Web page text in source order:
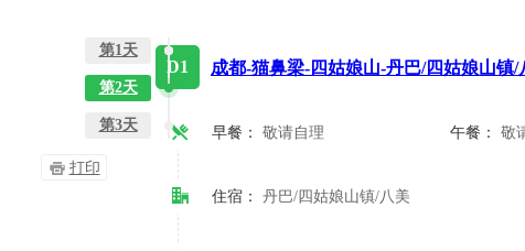
D1 成都-猫鼻梁-四姑娘山-丹巴/四姑娘山镇/
早餐： 敬请自理 午餐： 敬
住宿： 丹巴/四姑娘山镇/八美
第1天
第2天
第3天
打印